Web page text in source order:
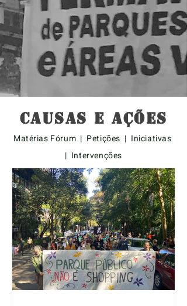
causas e ações
Matérias Fórum | Petições | Iniciativas
| Intervenções